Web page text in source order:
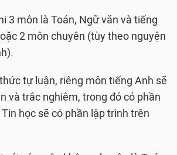
3 môn là Toán, Ngữ văn và tiếng
2 môn chuyên (tùy theo nguyện
tự luận, riêng môn tiếng Anh sẽ
và trắc nghiệm, trong đó có phần
học sẽ có phần lập trình trên